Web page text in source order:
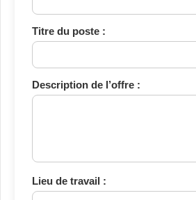
Titre du poste :
Description de l’offre :
Lieu de travail :